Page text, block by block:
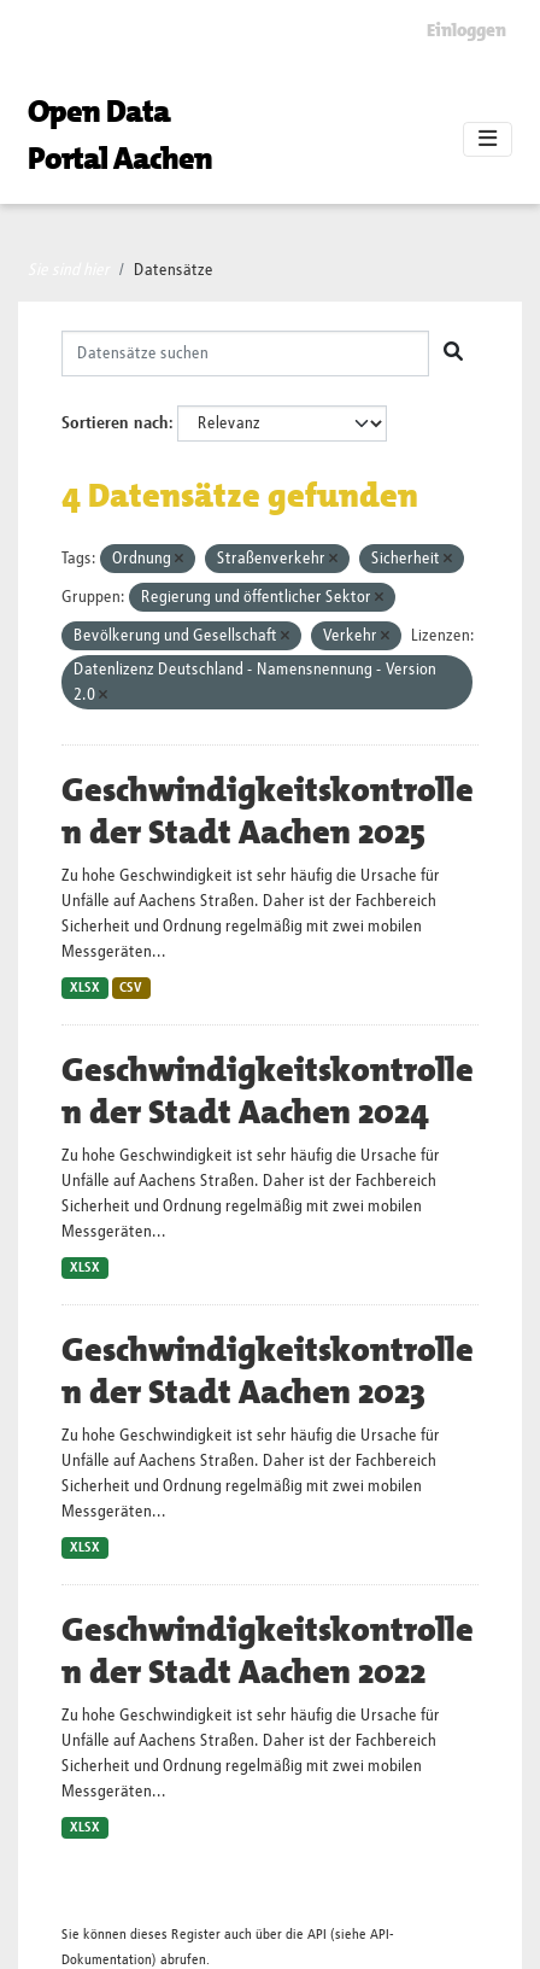
Einloggen
Open Data
Portal Aachen
Datensätze
Sortieren nach
4 Datensätze gefunden
Tags: Ordnung Straßenverkehr Sicherheit
Gruppen: Regierung und öffentlicher Sektor
Bevölkerung und Gesellschaft Verkehr
Lizenzen:
Datenlizenz Deutschland - Namensnennung - Version
2.0
Geschwindigkeitskontrolle
n der Stadt Aachen 2025
Zu hohe Geschwindigkeit ist sehr häufig die Ursache für
Unfälle auf Aachens Straßen. Daher ist der Fachbereich
Sicherheit und Ordnung regelmäßig mit zwei mobilen
Messgeräten...
XLSX CSV
Geschwindigkeitskontrolle
n der Stadt Aachen 2024
Zu hohe Geschwindigkeit ist sehr häufig die Ursache für
Unfälle auf Aachens Straßen. Daher ist der Fachbereich
Sicherheit und Ordnung regelmäßig mit zwei mobilen
Messgeräten...
XLSX
Geschwindigkeitskontrolle
n der Stadt Aachen 2023
Zu hohe Geschwindigkeit ist sehr häufig die Ursache für
Unfälle auf Aachens Straßen. Daher ist der Fachbereich
Sicherheit und Ordnung regelmäßig mit zwei mobilen
Messgeräten...
XLSX
Geschwindigkeitskontrolle
n der Stadt Aachen 2022
Zu hohe Geschwindigkeit ist sehr häufig die Ursache für
Unfälle auf Aachens Straßen. Daher ist der Fachbereich
Sicherheit und Ordnung regelmäßig mit zwei mobilen
Messgeräten...
XLSX
Sie können dieses Register auch über die API (siehe API-
Dokumentation) abrufen.